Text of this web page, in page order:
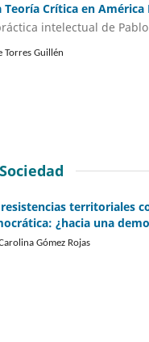
Teoría Crítica en América
intelectual de
Torres Guillén
Sociedad
resistencias territoriales
¿hacia una
Gómez Rojas